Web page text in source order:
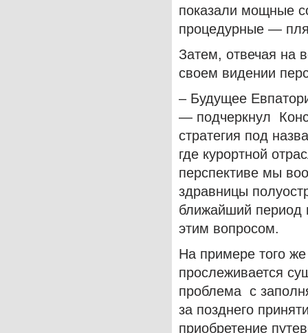
показали мощные
процедурные —
Затем, отвечая на
своем видении
– Будущее
— подчеркнул
стратегия под
где курортной
перспективе мы
здравницы
ближайший период
этим вопросом.
На примере того
прослеживается
проблема с
за позднего
приобретение